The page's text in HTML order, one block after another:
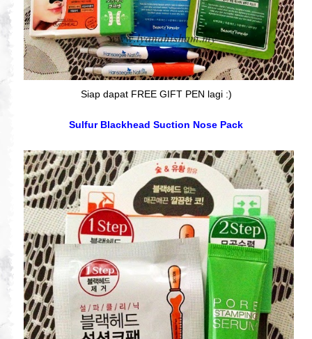
Siap dapat FREE GIFT PEN lagi :)
Sulfur Blackhead Suction Nose Pack